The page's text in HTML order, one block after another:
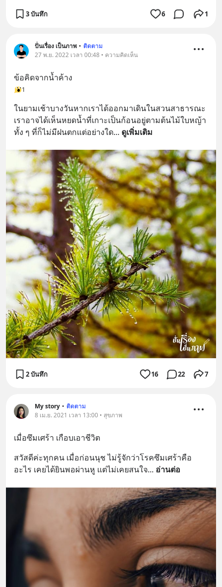
3 บันทึก 6 1
ปั่นเรื่อง เป็นภาพ • ติดตาม
27 พ.ย. 2022 เวลา 00:48 • ความคิดเห็น
ข้อคิดจากน้ำค้าง
1
ในยามเช้าบางวันหากเราได้ออกมาเดินในสวนสาธารณะ
เราอาจได้เห็นหยดน้ำที่เกาะเป็นก้อนอยู่ตามต้นไม้ใบหญ้า
ทั้ง ๆ ที่ก็ไม่มีฝนตกแต่อย่างใด... ดูเพิ่มเติม
2 บันทึก 16 22 7
My story • ติดตาม
8 เม.ย. 2021 เวลา 13:00 • สุขภาพ
เมื่อซึมเศร้า เกือบเอาชีวิต
สวัสดีค่ะทุกคน เมื่อก่อนนุช ไม่รู้จักว่าโรคซึมเศร้าคือ
อะไร เคยได้ยินพอผ่านหู แต่ไม่เคยสนใจ... อ่านต่อ